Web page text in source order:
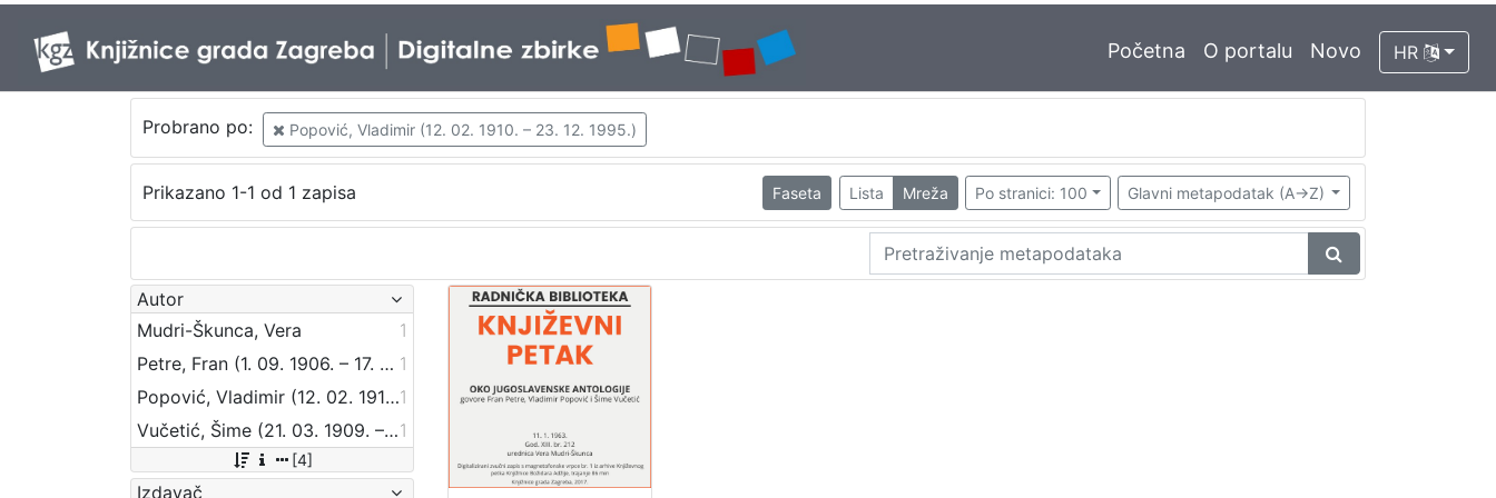
Početna O portalu Novo HR
Probrano po: Popović, Vladimir (12. 02. 1910. – 23. 12. 1995.)
Prikazano 1-1 od 1 zapisa Faseta Lista Mreža Po stranici: 100 Glavni metapodatak (A->Z)
Autor
Mudri-Škunca, Vera
1
Petre, Fran (1. 09. 1906. – 17. 12. 1978.) 1
Popović, Vladimir (12. 02. 1910. – 23. 12. 1995.)1
Vučetić, Šime (21. 03. 1909. – 28. 07. 1987.)1
[4]
Izdavač